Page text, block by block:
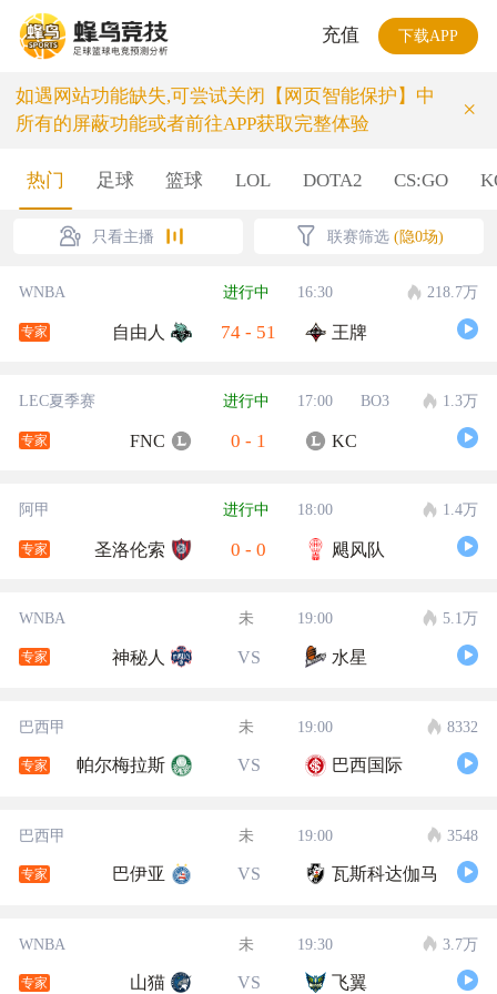
充值 下载APP
如遇网站功能缺失,可尝试关闭【网页智能保护】中
所有的屏蔽功能或者前往APP获取完整体验
×
热门 足球 篮球 LOL DOTA2 CS:GO
只看主播 联赛筛选 (隐0场)
WNBA 进行中 16:30 218.7万
专家 自由人 74 - 51 王牌
LEC夏季赛 进行中 17:00 BO3 1.3万
专家 FNC 0 - 1 KC
阿甲 进行中 18:00 1.4万
专家 圣洛伦索 0 - 0 飓风队
WNBA 未 19:00 5.1万
专家 神秘人 VS 水星
巴西甲 未 19:00 8332
专家 帕尔梅拉斯 VS 巴西国际
巴西甲 未 19:00 3548
专家 巴伊亚 VS 瓦斯科达伽马
WNBA 未 19:30 3.7万
专家 山猫 VS 飞翼